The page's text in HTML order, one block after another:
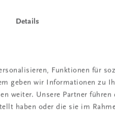
Details
Funktionen für
geben wir Informationen zu
weiter. Unsere Partner
haben oder die sie im
+ Buchservice GmbH
| 4020 Linz